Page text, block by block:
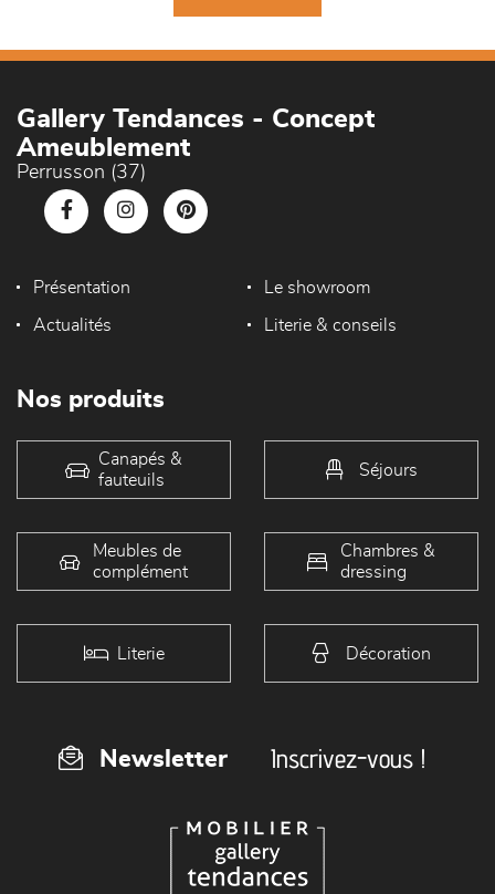
Gallery Tendances - Concept
Ameublement
Perrusson (37)
Présentation Le showroom
Actualités Literie & conseils
Nos produits
Canapés &
fauteuils
Séjours
Meubles de
complément
Chambres &
dressing
Literie Décoration
Newsletter Inscrivez-vous !